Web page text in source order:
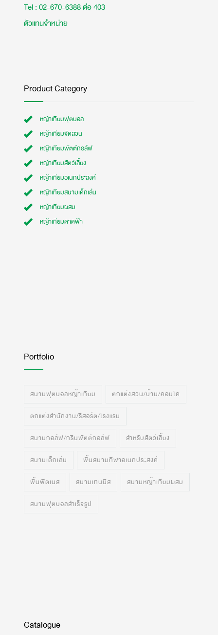
Tel : 02-670-6388 ต่อ 403
ตัวแทนจำหน่าย
Product Category
หญ้าเทียมฟุตบอล
หญ้าเทียมจัดสวน
หญ้าเทียมพัตต์กอล์ฟ
หญ้าเทียมสัตว์เลี้ยง
หญ้าเทียมอเนกประสงค์
หญ้าเทียมสนามเด็กเล่น
หญ้าเทียมผสม
หญ้าเทียมดาดฟ้า
Portfolio
สนามฟุตบอลหญ้าเทียม ตกแต่งสวน/บ้าน/คอนโด
ตกแต่งสำนักงาน/รีสอร์ต/โรงแรม
สนามกอล์ฟ/กรีนพัตต์กอล์ฟ สำหรับสัตว์เลี้ยง
สนามเด็กเล่น พื้นสนามกีฬาอเนกประสงค์
พื้นฟิตเนส สนามเทนนิส สนามหญ้าเทียมผสม
สนามฟุตบอลสำเร็จรูป
Catalogue